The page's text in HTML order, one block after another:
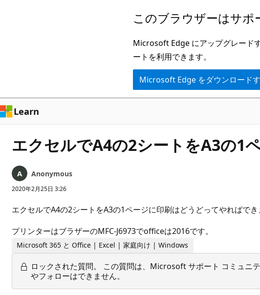
ン
ツ
に
キ
ッ
プ
このブラウザーはサポ
Microsoft Edge にアップグレード
ートを利用できます。
Microsoft Edge をダウンロード
Learn
エクセルでA4の2シートをA3の1
Anonymous
2020年2月25日 3:26
エクセルでA4の2シートをA3の1ページに印刷はどうどってやればでき
プリンターはブラザーのMFC-J6973でofficeは2016です。
Microsoft 365 と Office | Excel | 家庭向け | Windows
ロックされた質問。
この質問は、Microsoft サポート コミュニ
やフォローはできません。